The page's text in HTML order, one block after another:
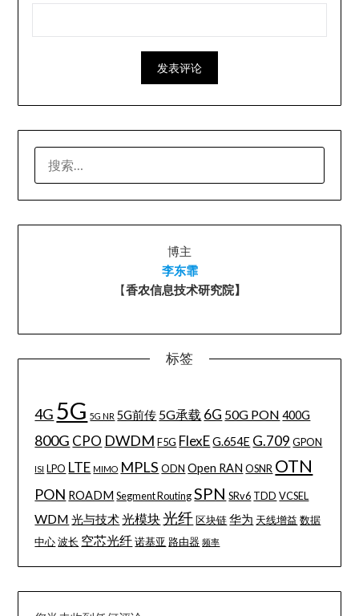
索：
博主
李东霏
【香农信息技术研究院】
标签
4G 5G 5G NR 5G前传 5G承载 6G 50G PON 400G
800G CPO DWDM F5G FlexE G.654E G.709 GPON
ISI LPO LTE MIMO MPLS ODN Open RAN OSNR OTN
PON ROADM Segment Routing SPN SRv6 TDD VCSEL
WDM 光与技术 光模块光纤 区块链 华为 天线增益 数据
中心 波长 空芯光纤 诺基亚 路由器 频率